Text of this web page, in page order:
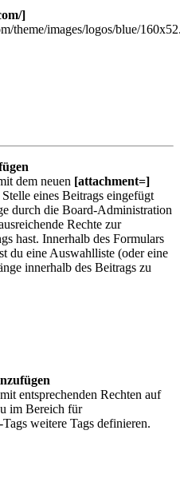
]
theme/images/logos/blue/
dem neuen [attachment=]
eines Beitrags eingefügt
durch die Board-Administration
Rechte zur
hast. Innerhalb des Formulars
du eine Auswahlliste (oder eine
innerhalb des Beitrags zu
entsprechenden Rechten auf
im Bereich für
weitere Tags definieren.